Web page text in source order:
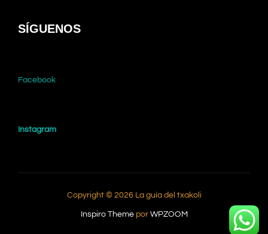
SÍGUENOS
Facebook
Instagram
Copyright © 2026 La guía del txakoli
Inspiro Themepor WPZOOM